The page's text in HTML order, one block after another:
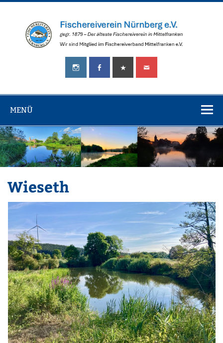
Zum
Nürnberg
Fischereiverein
Mittelfranken!
MENÜ
Wieseth